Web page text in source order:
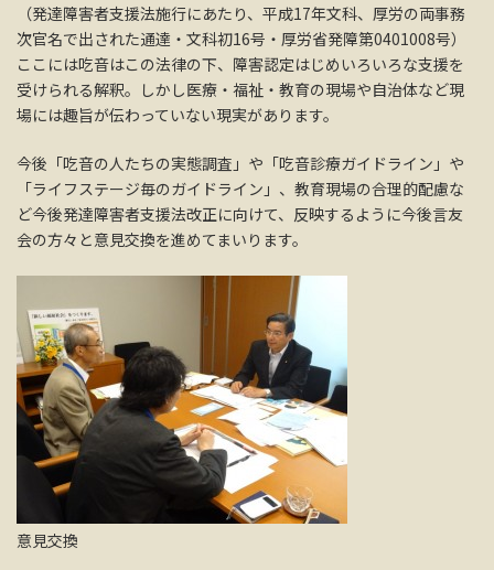
（発達障害者支援法施行にあたり、平成17年文科、厚労の両事務
次官名で出された通達・文科初16号・厚労省発障第0401008号）
ここには吃音はこの法律の下、障害認定はじめいろいろな支援を
受けられる解釈。しかし医療・福祉・教育の現場や自治体など現
場には趣旨が伝わっていない現実があります。
今後「吃音の人たちの実態調査」や「吃音診療ガイドライン」や
「ライフステージ毎のガイドライン」、教育現場の合理的配慮な
ど今後発達障害者支援法改正に向けて、反映するように今後言友
会の方々と意見交換を進めてまいります。
意見交換